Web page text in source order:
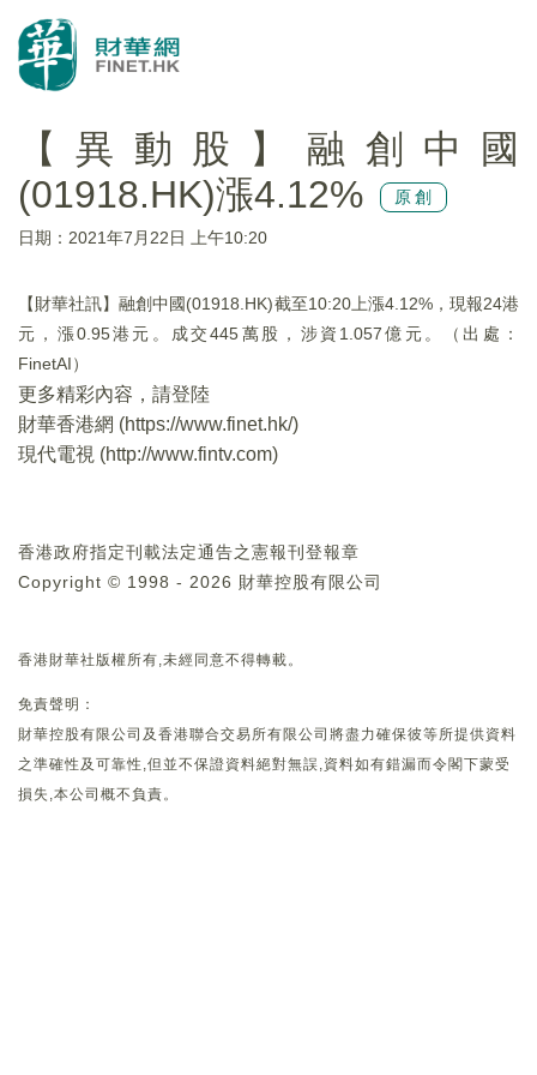
【異動股】融創中國
(01918.HK)漲4.12%
原創
日期：2021年7月22日 上午10:20
【財華社訊】融創中國(01918.HK)截至10:20上漲4.12%，現報24港
元，漲0.95港元。成交445萬股，涉資1.057億元。（出處：
FinetAI）
更多精彩內容，請登陸
財華香港網 (https://www.finet.hk/)
現代電視 (http://www.fintv.com)
香港政府指定刊載法定通告之憲報刊登報章
Copyright © 1998 - 2026 財華控股有限公司
香港財華社版權所有,未經同意不得轉載。
免責聲明：
財華控股有限公司及香港聯合交易所有限公司將盡力確保彼等所提供資料
之準確性及可靠性,但並不保證資料絕對無誤,資料如有錯漏而令閣下蒙受
損失,本公司概不負責。